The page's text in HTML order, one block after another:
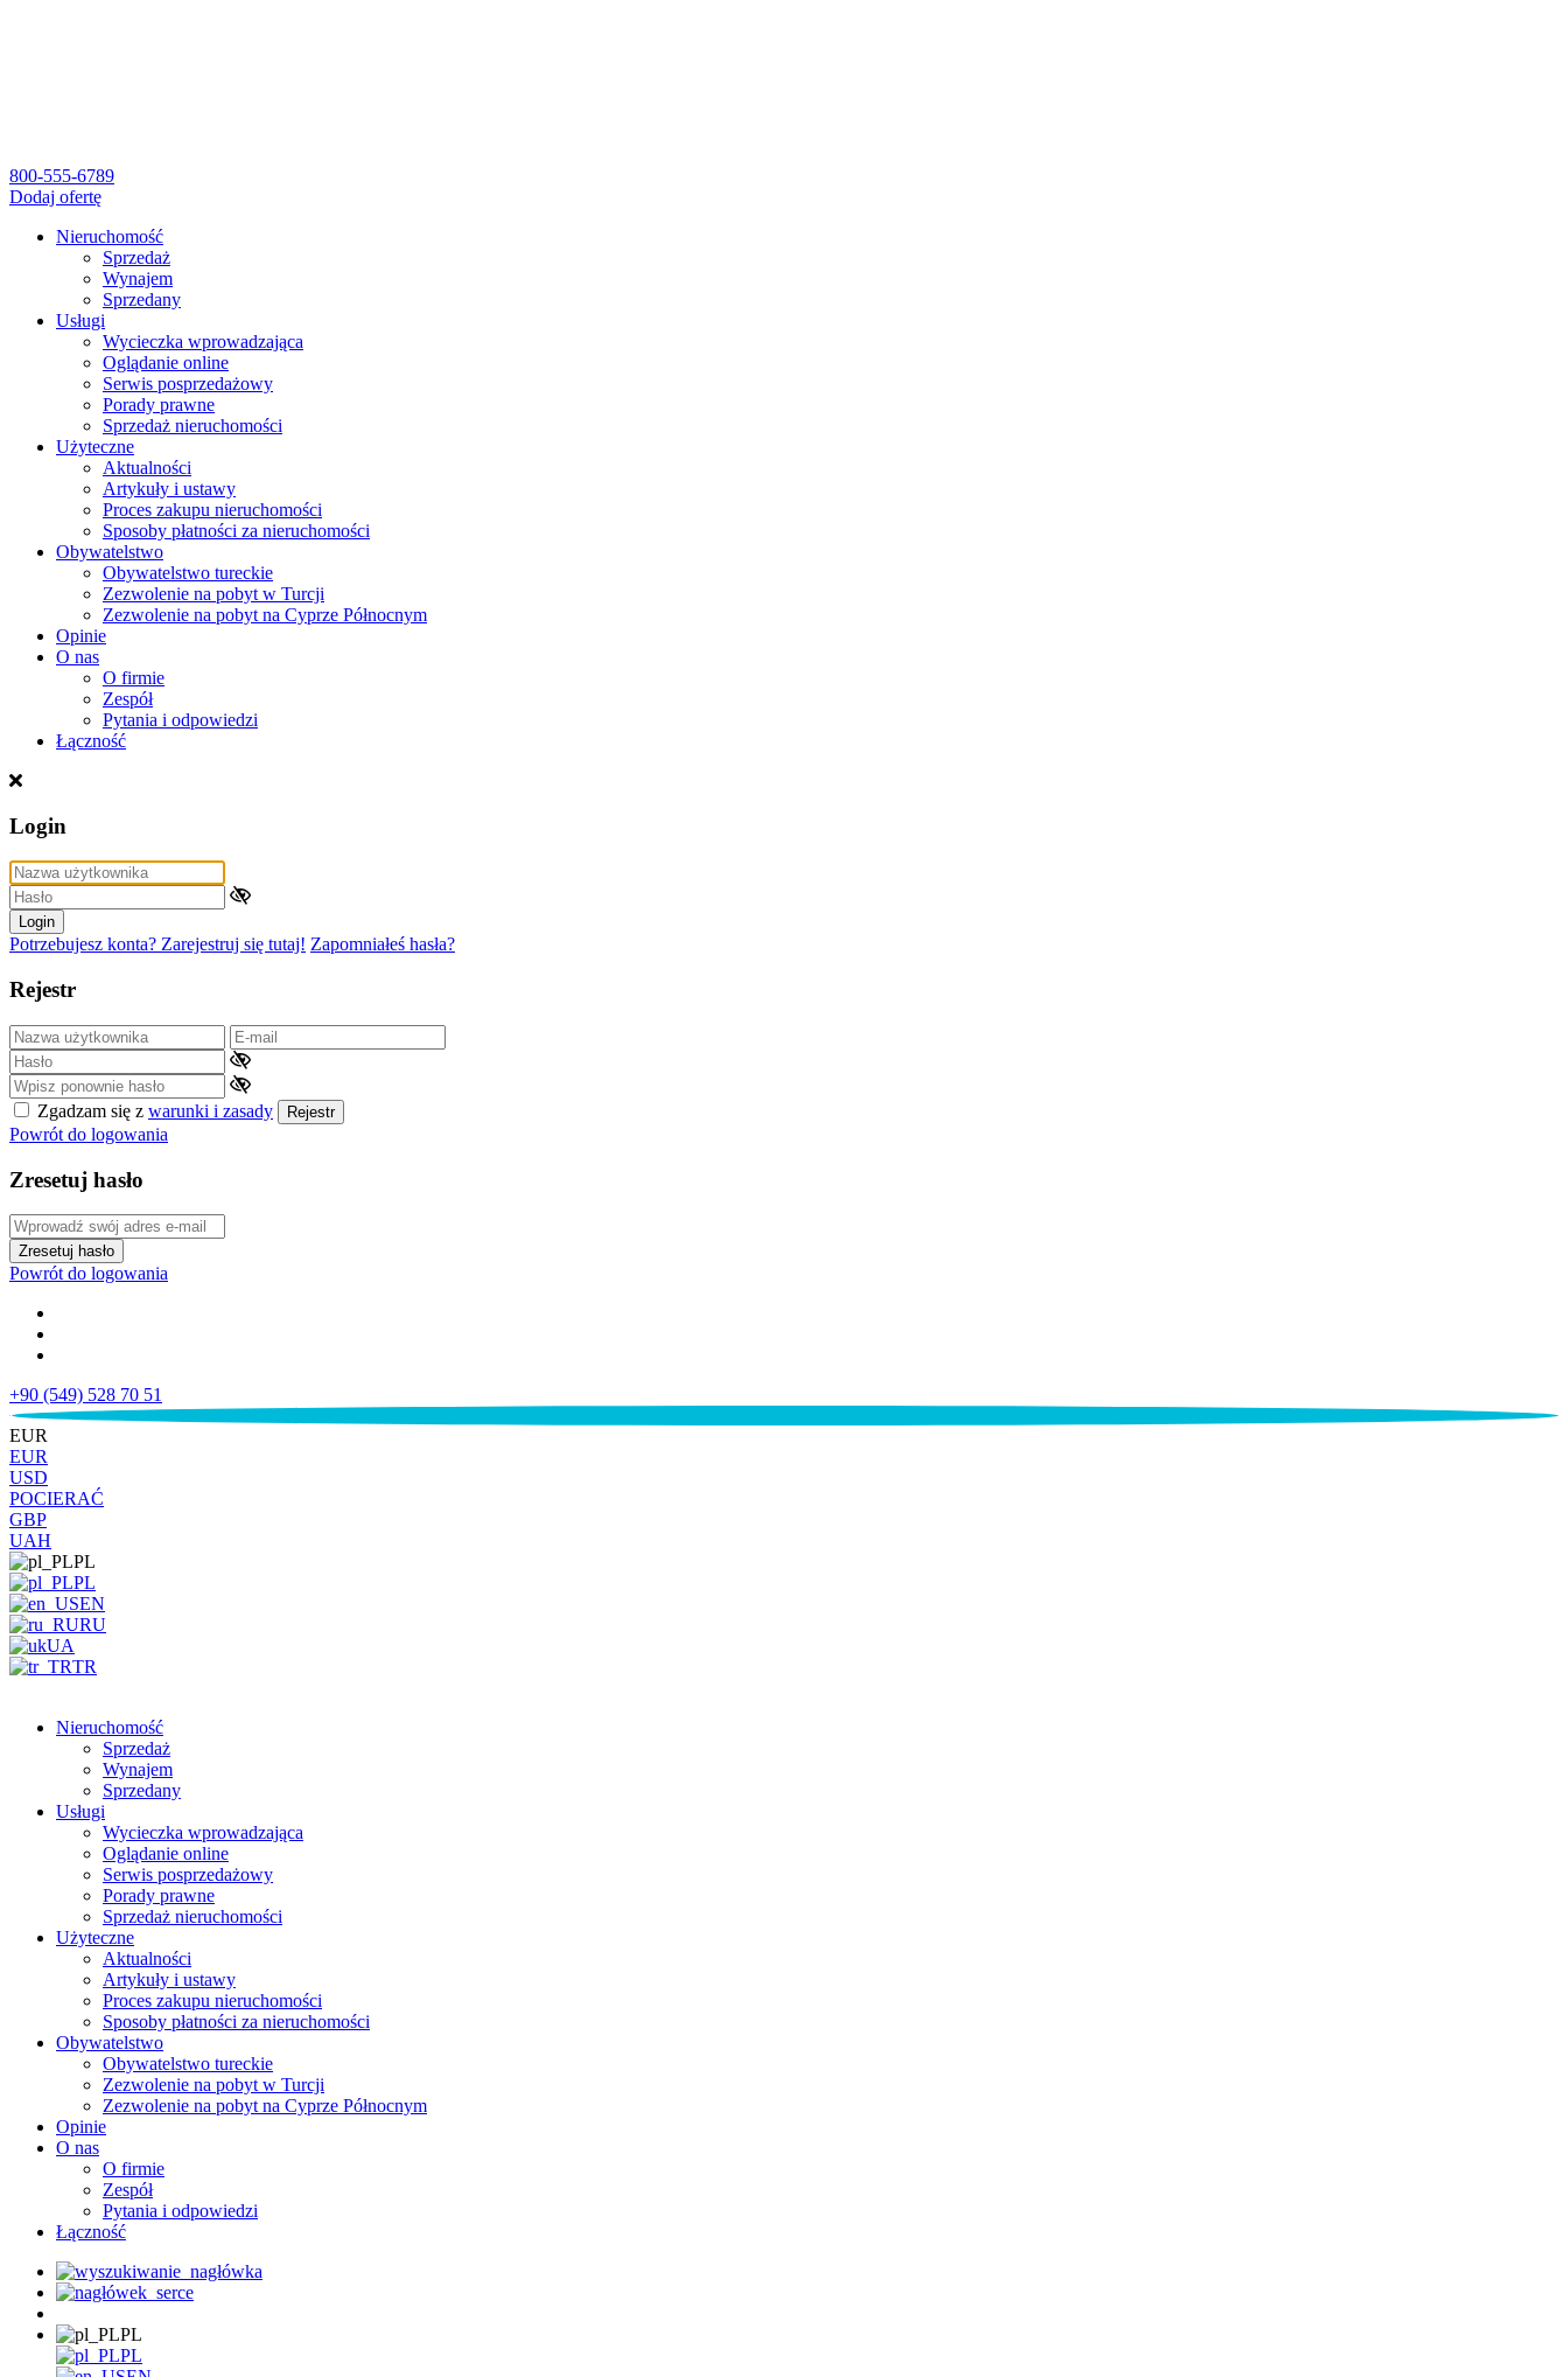
800-555-6789
Dodaj ofertę
Nieruchomość
Sprzedaż
Wynajem
Sprzedany
Usługi
Wycieczka wprowadzająca
Oglądanie online
Serwis posprzedażowy
Porady prawne
Sprzedaż nieruchomości
Użyteczne
Aktualności
Artykuły i ustawy
Proces zakupu nieruchomości
Sposoby płatności za nieruchomości
Obywatelstwo
Obywatelstwo tureckie
Zezwolenie na pobyt w Turcji
Zezwolenie na pobyt na Cyprze Północnym
Opinie
O nas
O firmie
Zespół
Pytania i odpowiedzi
Łączność
Login
Login
Potrzebujesz konta? Zarejestruj się tutaj! Zapomniałeś hasła?
Rejestr
Zgadzam się z warunki i zasady Rejestr
Powrót do logowania
Zresetuj hasło
Zresetuj hasło
Powrót do logowania
+90 (549) 528 70 51
€
EUR
EUR
USD
POCIERAĆ
GBP
UAH
PL
PL
EN
RU
UA
TR
Nieruchomość
Sprzedaż
Wynajem
Sprzedany
Usługi
Wycieczka wprowadzająca
Oglądanie online
Serwis posprzedażowy
Porady prawne
Sprzedaż nieruchomości
Użyteczne
Aktualności
Artykuły i ustawy
Proces zakupu nieruchomości
Sposoby płatności za nieruchomości
Obywatelstwo
Obywatelstwo tureckie
Zezwolenie na pobyt w Turcji
Zezwolenie na pobyt na Cyprze Północnym
Opinie
O nas
O firmie
Zespół
Pytania i odpowiedzi
Łączność
PL
PL